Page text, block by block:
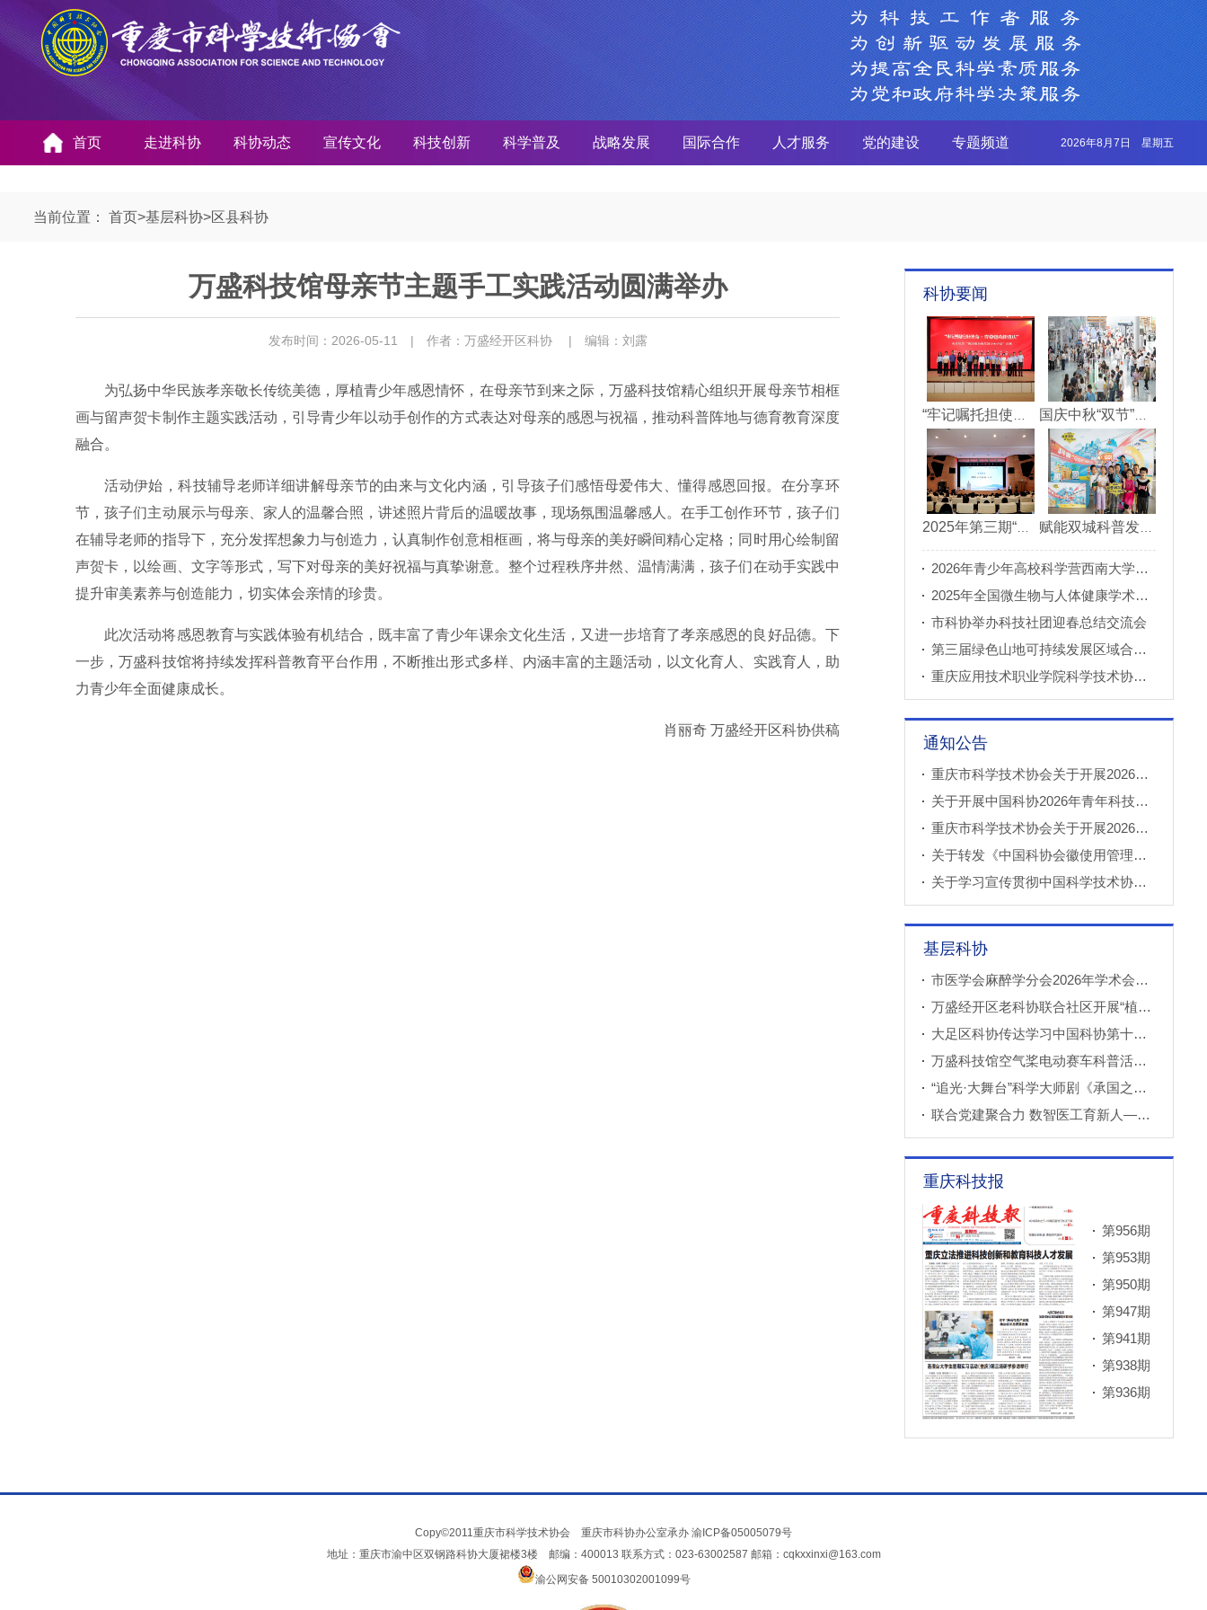
首页 走进科协 科协动态 宣传文化 科技创新 科学普及 战略发展 国际合作 人才服务 党的建设 专题频道 2026年8月7日 星期五
当前位置： 首页>基层科协>区县科协
万盛科技馆母亲节主题手工实践活动圆满举办
发布时间：2026-05-11 | 作者：万盛经开区科协 | 编辑：刘露
为弘扬中华民族孝亲敬长传统美德，厚植青少年感恩情怀，在母亲节到来之际，万盛科技馆精心组织开展母亲节相框
画与留声贺卡制作主题实践活动，引导青少年以动手创作的方式表达对母亲的感恩与祝福，推动科普阵地与德育教育深度
融合。
活动伊始，科技辅导老师详细讲解母亲节的由来与文化内涵，引导孩子们感悟母爱伟大、懂得感恩回报。在分享环
节，孩子们主动展示与母亲、家人的温馨合照，讲述照片背后的温暖故事，现场氛围温馨感人。在手工创作环节，孩子们
在辅导老师的指导下，充分发挥想象力与创造力，认真制作创意相框画，将与母亲的美好瞬间精心定格；同时用心绘制留
声贺卡，以绘画、文字等形式，写下对母亲的美好祝福与真挚谢意。整个过程秩序井然、温情满满，孩子们在动手实践中
提升审美素养与创造能力，切实体会亲情的珍贵。
此次活动将感恩教育与实践体验有机结合，既丰富了青少年课余文化生活，又进一步培育了孝亲感恩的良好品德。下
一步，万盛科技馆将持续发挥科普教育平台作用，不断推出形式多样、内涵丰富的主题活动，以文化育人、实践育人，助
力青少年全面健康成长。
肖丽奇 万盛经开区科协供稿
科协要闻
2026年青少年高校科学营西南大学分营正式开营
2025年全国微生物与人体健康学术论坛在重庆召开
市科协举办科技社团迎春总结交流会
第三届绿色山地可持续发展区域合作国际论坛成功举办
重庆应用技术职业学院科学技术协会正式成立
通知公告
重庆市科学技术协会关于开展2026年科普创新实验室建设项目申报工作的通知
关于开展中国科协2026年青年科技人才培育工程工程师专项计划推荐工作的通知
重庆市科学技术协会关于开展2026年科技小院申报推荐工作的通知
关于转发《中国科协会徽使用管理规定》的通知
关于学习宣传贯彻中国科学技术协会第十一次全国代表大会精神的通知
基层科协
市医学会麻醉学分会2026年学术会议成功召开
万盛经开区老科协联合社区开展“植物奇妙世界”青少年科普教育课
大足区科协传达学习中国科协第十一次全国代表大会精神
万盛科技馆空气桨电动赛车科普活动进社区
“追光·大舞台”科学大师剧《承国之书》云阳、巫溪巡演成功
联合党建聚合力 数智医工育新人——重庆西部数智医疗研究院开展庆“七一”联合主题党（团）日暨正确政绩观专题学习交流活动
重庆科技报
第956期
第953期
第950期
第947期
第941期
第938期
第936期
Copy©2011重庆市科学技术协会 重庆市科协办公室承办 渝ICP备05005079号
地址：重庆市渝中区双钢路科协大厦裙楼3楼 邮编：400013 联系方式：023-63002587 邮箱：cqkxxinxi@163.com
渝公网安备 50010302001099号